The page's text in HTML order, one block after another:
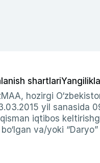
shartlari
hozirgi
yil sanasida
iqtibos
va/yoki